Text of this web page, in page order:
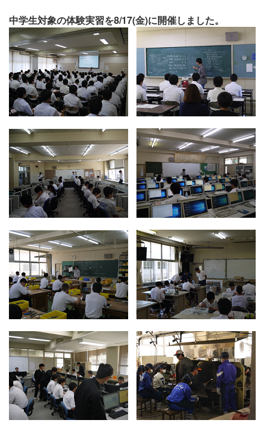
中学生対象の体験実習を8/17(金)に開催しました。